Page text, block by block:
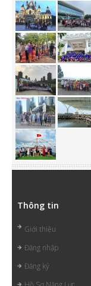
Thông tin
Giới thiệu
Đăng nhập
Đăng ký